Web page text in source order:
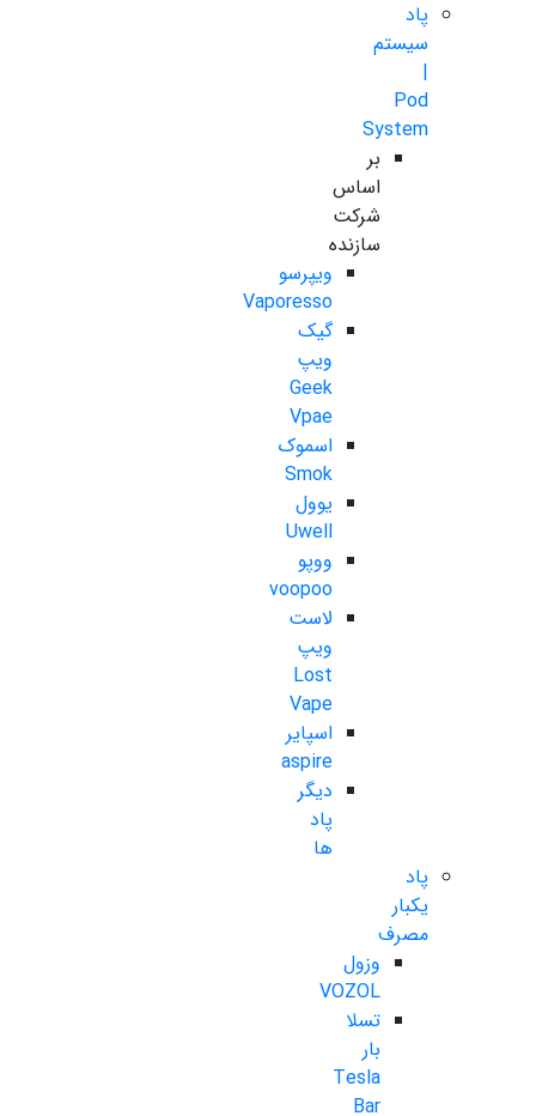
پاد
سیستم
|
Pod
System
بر
اساس
شرکت
سازنده
ویپرسو
Vaporesso
گیک
ویپ
Geek
Vpae
اسموک
Smok
یوول
Uwell
ووپو
voopoo
لاست
ویپ
Lost
Vape
اسپایر
aspire
دیگر
پاد
ها
پاد
یکبار
مصرف
وزول
VOZOL
تسلا
بار
Tesla
Bar